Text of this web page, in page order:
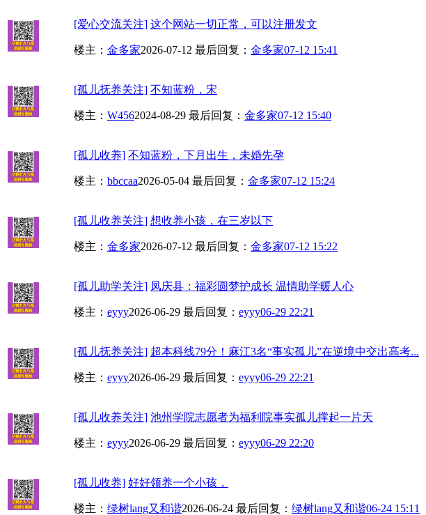
[爱心交流关注] 这个网站一切正常，可以注册发文
楼主： 金多家2026-07-12 最后回复： 金多家07-12 15:41
[孤儿抚养关注] 不知蓝粉，宋
楼主： W4562024-08-29 最后回复： 金多家07-12 15:40
[孤儿收养] 不知蓝粉，下月出生，未婚先孕
楼主： bbccaa2026-05-04 最后回复： 金多家07-12 15:24
[孤儿收养关注] 想收养小孩，在三岁以下
楼主： 金多家2026-07-12 最后回复： 金多家07-12 15:22
[孤儿助学关注] 凤庆县：福彩圆梦护成长 温情助学暖人心
楼主： eyyy2026-06-29 最后回复： eyyy06-29 22:21
[孤儿抚养关注] 超本科线79分！麻江3名“事实孤儿”在逆境中交出高考...
楼主： eyyy2026-06-29 最后回复： eyyy06-29 22:21
[孤儿收养关注] 池州学院志愿者为福利院事实孤儿撑起一片天
楼主： eyyy2026-06-29 最后回复： eyyy06-29 22:20
[孤儿收养] 好好领养一个小孩，
楼主： 绿树lang又和谐2026-06-24 最后回复： 绿树lang又和谐06-24 15:11